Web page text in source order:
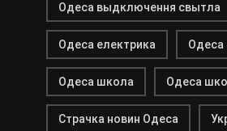
Одеса выдключення свытла
Одеса електрика Одеса
Одеса школа Одеса
Страчка новин Одеса